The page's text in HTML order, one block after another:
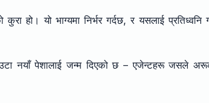
हो। यो भाग्यमा निर्भर गर्दछ, र यसलाई प्रतिध्वनि
एउटा नयाँ पेशालाई जन्म दिएको छ – एजेन्टहरू जसले